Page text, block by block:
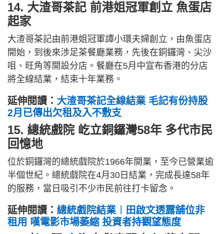
14. 大渣哥茶記 前港姐冠軍創立 魚蛋店
起家
大渣哥茶記由前港姐冠軍譚小環夫婦創立，由魚蛋店
開始，到後來涉足茶餐廳業務，先後在銅鑼灣、尖沙
咀、旺角等開設分店。餐廳在5月中宣布香港的分店
將全線結業，結束十年業務。
延伸閱讀： 大渣哥茶記全線結業 毛記有份持股
2月已傳出欠租及入不敷支
15. 總統戲院 屹立銅鑼灣58年 多代市民
回憶地
位於銅鑼灣的總統戲院於1966年開業，至今已營業逾
半個世紀。總統戲院在4月30日結業，完成長達58年
的服務，當日吸引不少市民前往打卡留念。
延伸閱讀： 總統戲院結業︱田啟文透露舖位非
租用 嘆電影市場萎縮 投資者持觀望態度